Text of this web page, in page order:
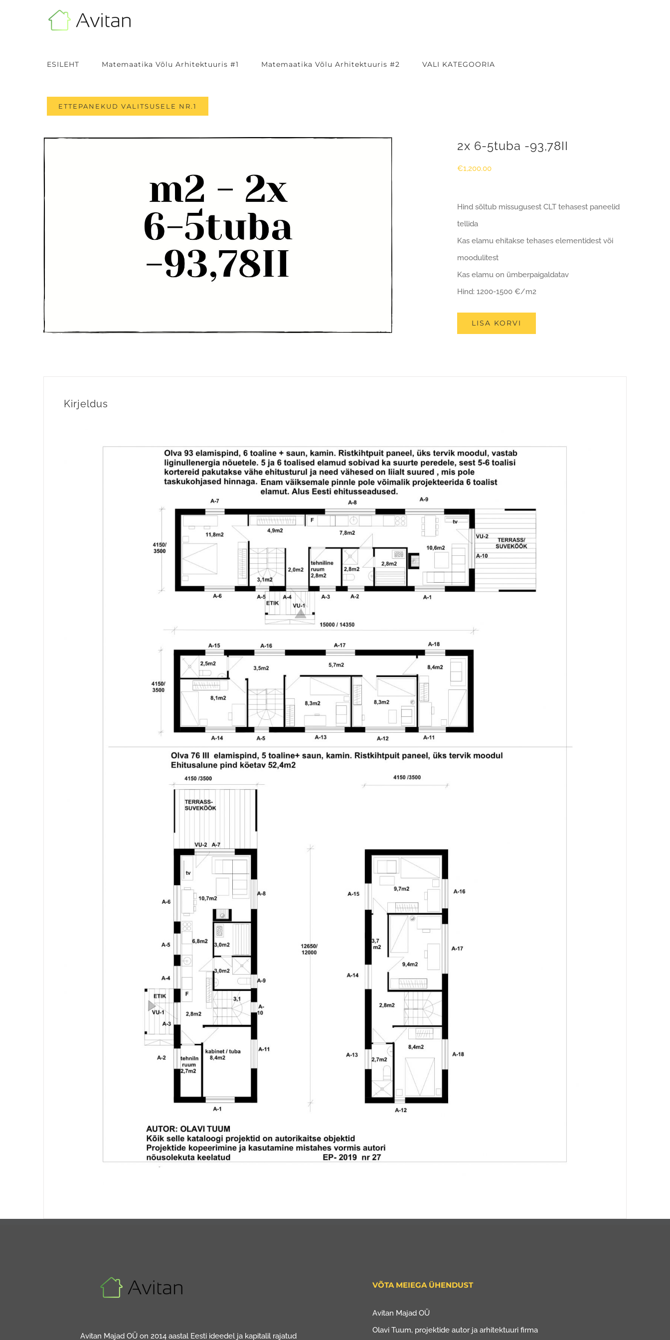
ESILEHT Matemaatika Võlu Arhitektuuris #1 Matemaatika Võlu Arhitektuuris #2 VALI KATEGOORIA
ETTEPANEKUD VALITSUSELE NR.1
2x 6-5tuba -93,78II
€1,200.00
Hind sõltub missugusest CLT tehasest paneelid
tellida
Kas elamu ehitakse tehases elementidest või
moodulitest
Kas elamu on ümberpaigaldatav
Hind: 1200-1500 €/m2
LISA KORVI
Kirjeldus
Avitan Majad OÜ on 2014 aastal Eesti ideedel ja kapitalil rajatud
VÕTA MEIEGA ÜHENDUST
Avitan Majad OÜ
Olavi Tuum, projektide autor ja arhitektuuri firma